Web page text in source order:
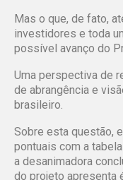
Mas o que, de fato,
investidores e toda
possível avanço do
Uma perspectiva de
de abrangência e
brasileiro.
Sobre esta questão,
pontuais com a
a desanimadora
do projeto apresenta